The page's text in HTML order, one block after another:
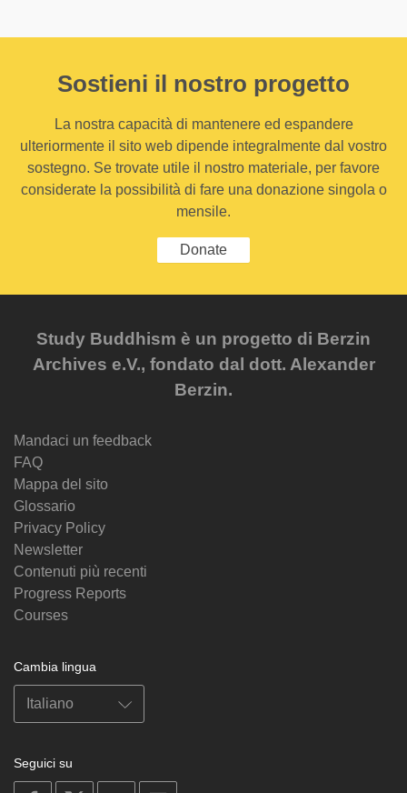
Sostieni il nostro progetto
La nostra capacità di mantenere ed espandere
ulteriormente il sito web dipende integralmente dal vostro
sostegno. Se trovate utile il nostro materiale, per favore
considerate la possibilità di fare una donazione singola o
mensile.
Donate
Study Buddhism è un progetto di Berzin
Archives e.V., fondato dal dott. Alexander
Berzin.
Mandaci un feedback
FAQ
Mappa del sito
Glossario
Privacy Policy
Newsletter
Contenuti più recenti
Progress Reports
Courses
Cambia lingua
Seguici su
on